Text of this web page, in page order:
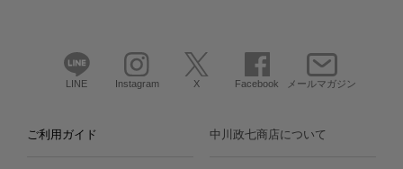
LINE Instagram X Facebook メールマガジン
ご利用ガイド 中川政七商店について